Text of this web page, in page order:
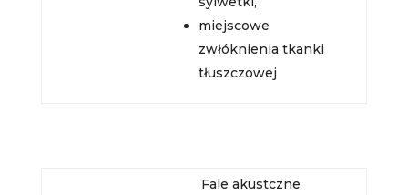
miejscowe
zwłóknienia tkanki
tłuszczowej
Fale akustczne